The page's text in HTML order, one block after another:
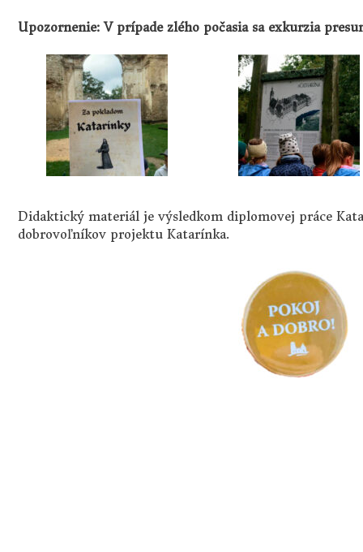
Upozornenie: V prípade zlého počasia sa exkurzia
Didaktický materiál je výsledkom diplomovej práce
dobrovoľníkov projektu Katarínka.